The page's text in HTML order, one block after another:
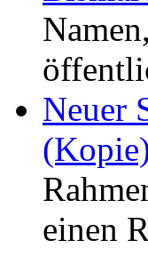
Neuer
einen